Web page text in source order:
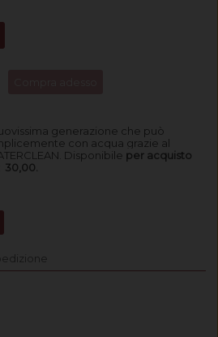
generazione che può
con acqua grazie al
Disponibile per acquisto